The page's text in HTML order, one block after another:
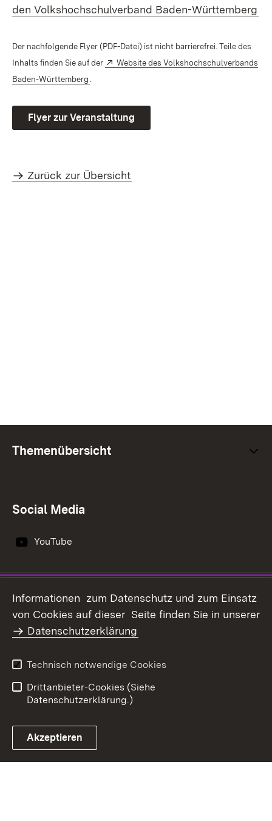
den Volkshochschulverband Baden-Württemberg
Der nachfolgende Flyer (PDF-Datei) ist nicht barrierefrei. Teile des
Inhalts finden Sie auf der
Extern:
Website des Volkshochschulverbands
Baden-Württemberg
Flyer zur Veranstaltung
Zurück zur Übersicht
Themenübersicht
Social Media
YouTube
Impressum
Datenschutz
Erklärung zur
Barrierefreiheit
Benutzungshinweise
Ernährung - Ländlicher
Informationen zum Datenschutz und zum Einsatz
von Cookies auf dieser Seite finden Sie in unserer
Datenschutzerklärung
Technisch notwendige Cookies
Drittanbieter-Cookies (Siehe
Datenschutzerklärung.)
Akzeptieren